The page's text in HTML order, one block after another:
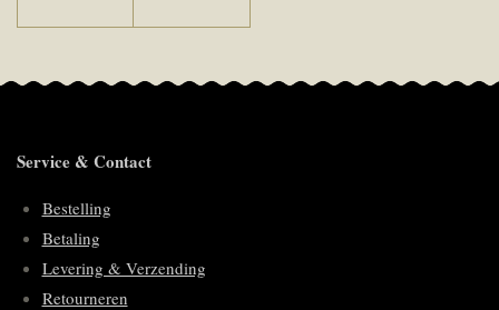
Service & Contact
Bestelling
Betaling
Levering & Verzending
Retourneren